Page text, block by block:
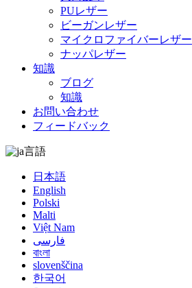
PUレザー
ビーガンレザー
マイクロファイバーレザー
ナッパレザー
知識
ブログ
知識
お問い合わせ
フィードバック
言語
日本語
English
Polski
Malti
Việt Nam
فارسی
বাংলা
slovenščina
한국어